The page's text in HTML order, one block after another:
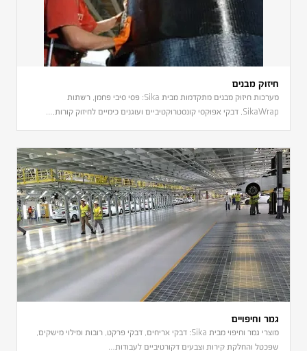
חיזוק מבנים
מערכות חיזוק מבנים מתקדמות מבית Sika: פסי סיבי פחמן, רשתות
SikaWrap, דבקי אפוקסי קונסטרוקטיביים ועוגנים כימיים לחיזוק קורות,…
גמר וחיפויים
מוצרי גמר וחיפוי מבית Sika: דבקי אריחים, דבקי פרקט, רובות ומילוי מישקים,
שפכטל והחלקת קירות וצבעים דקורטיביים לעבודות…